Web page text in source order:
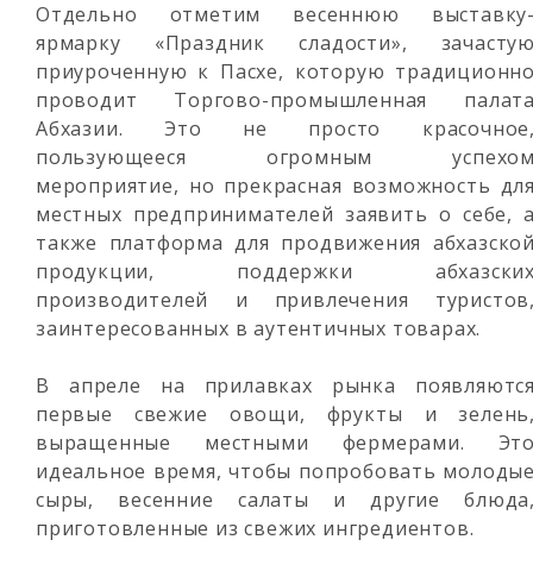
Отдельно отметим весеннюю
ярмарку «Праздник сладости»,
приуроченную к Пасхе, которую
проводит Торгово-промышленная
Абхазии. Это не просто
пользующееся огромным
мероприятие, но прекрасная возможность
местных предпринимателей заявить о себе,
также платформа для продвижения
продукции, поддержки
производителей и привлечения
заинтересованных в аутентичных товарах.
В апреле на прилавках рынка
первые свежие овощи, фрукты и
выращенные местными фермерами.
идеальное время, чтобы попробовать
сыры, весенние салаты и другие
приготовленные из свежих ингредиентов.